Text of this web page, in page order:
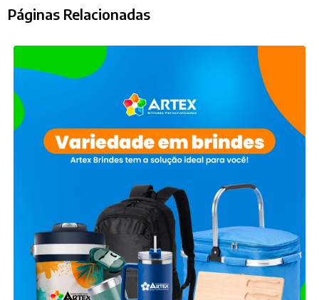
Páginas Relacionadas